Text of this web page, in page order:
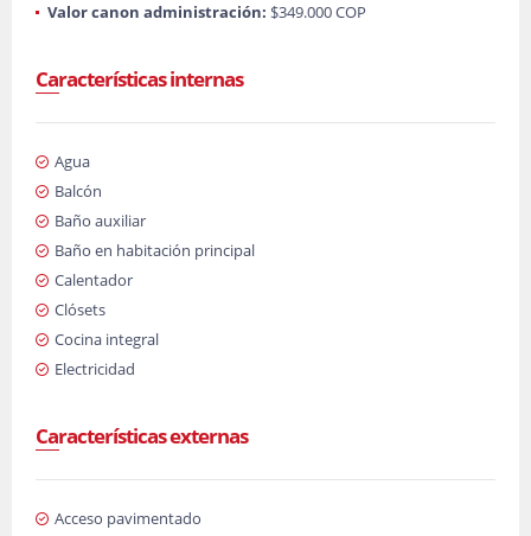
Valor canon administración: $349.000 COP
Características internas
Agua
Balcón
Baño auxiliar
Baño en habitación principal
Calentador
Clósets
Cocina integral
Electricidad
Características externas
Acceso pavimentado